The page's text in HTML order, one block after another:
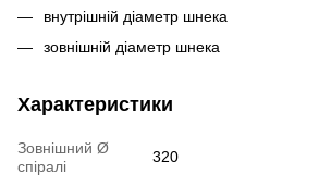
внутрішній діаметр шнека
зовнішній діаметр шнека
Характеристики
Зовнішний Ø
спіралі
320